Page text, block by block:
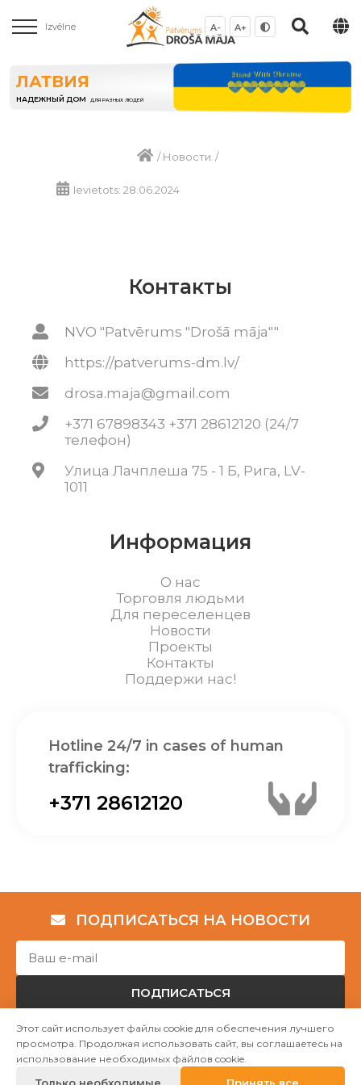
Izvēlne A- A+
ЛАТВИЯ
НАДЕЖНЫЙ ДОМ ДЛЯ РАЗНЫХ ЛЮДЕЙ
/Новости /
Ievietots: 28.06.2024
Контакты
NVO "Patvērums "Drošā māja""
https://patverums-dm.lv/
drosa.maja@gmail.com
+371 67898343 +371 28612120 (24/7
телефон)
Улица Лачплеша 75 - 1 Б, Рига, LV-
1011
Информация
О нас
Торговля людьми
Для переселенцев
Новости
Проекты
Контакты
Поддержи нас!
Hotline 24/7 in cases of human
trafficking:
+371 28612120
ПОДПИСАТЬСЯ НА НОВОСТИ
ПОДПИСАТЬСЯ
Авторские права © НГО „Убежище "Надёжный дом""
Этот сайт использует файлы cookie для обеспечения лучшего
просмотра. Продолжая использовать сайт, вы соглашаетесь на
использование необходимых файлов cookie.